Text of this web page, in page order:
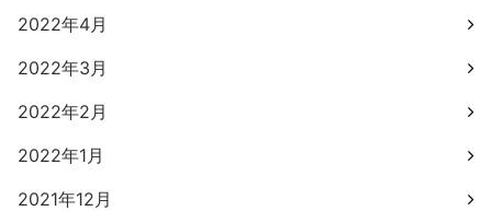
2022年4月
2022年3月
2022年2月
2022年1月
2021年12月